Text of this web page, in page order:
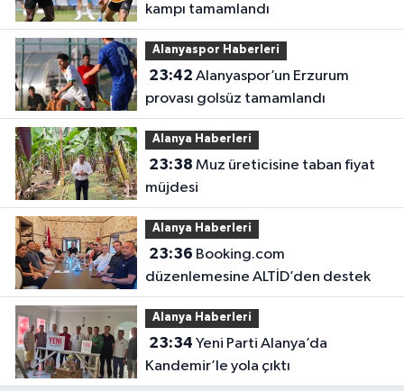
kampı tamamlandı
Alanyaspor Haberleri
23:42
provası golsüz tamamlandı
Alanya Haberleri
23:38
müjdesi
Alanya Haberleri
23:36
düzenlemesine ALTİD’den destek
Alanya Haberleri
23:34
Kandemir’le yola çıktı